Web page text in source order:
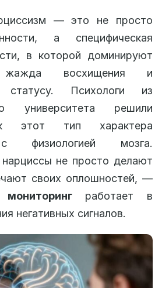
— это не просто
а специфическая
в которой доминируют
жажда восхищения и
Психологи из
университета решили
этот тип характера
физиологией мозга.
не просто делают
своих оплошностей, —
работает в
негативных сигналов.